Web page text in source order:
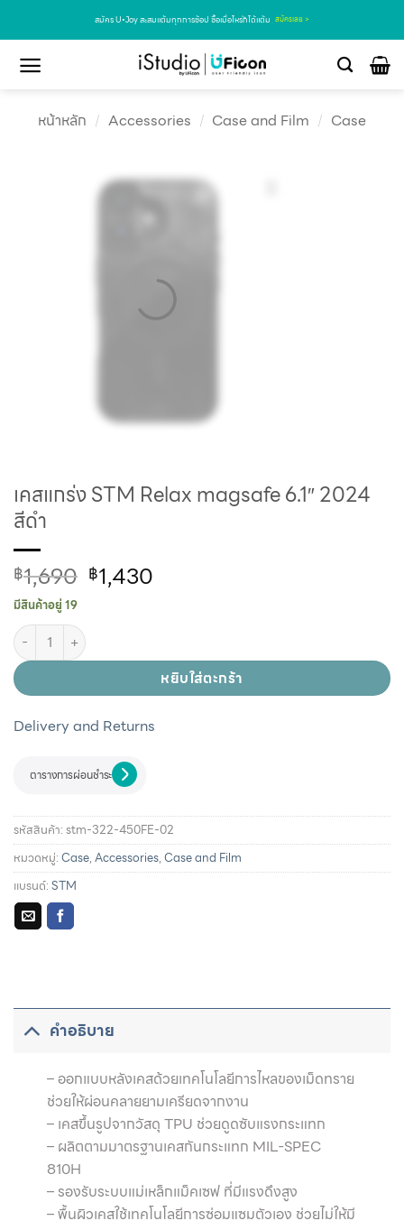
สมัคร U•Joy สะสมแต้มทุกการช้อป ซื้อเมื่อไหร่ก็ได้แต้ม สมัครเลย >
หน้าหลัก / Accessories / Case and Film / Case
เคสแกร่ง STM Relax magsafe 6.1″ 2024
สีดำ
฿1,690 ฿1,430
มีสินค้าอยู่ 19
หยิบใส่ตะกร้า
Delivery and Returns
ตารางการผ่อนชำระ
รหัสสินค้า:stm-322-450FE-02
หมวดหมู่:Case,Accessories,Case and Film
แบรนด์:STM
คำอธิบาย
– ออกแบบหลังเคสด้วยเทคโนโลยีการไหลของเม็ดทราย
ช่วยให้ผ่อนคลายยามเครียดจากงาน
– เคสขึ้นรูปจากวัสดุ TPU ช่วยดูดซับแรงกระแทก
– ผลิตตามมาตรฐานเคสกันกระแทก MIL-SPEC
810H
– รองรับระบบแม่เหล็กแม็คเซฟ ที่มีแรงดึงสูง
– พื้นผิวเคสใช้เทคโนโลยีการซ่อมแซมตัวเอง ช่วยไม่ให้มี